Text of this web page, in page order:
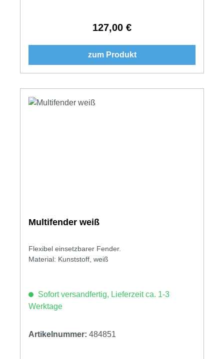
Regulärer Preis:
127,00 €
zum Produkt
Multifender weiß
Flexibel einsetzbarer Fender.
Material: Kunststoff, weiß
Sofort versandfertig, Lieferzeit ca. 1-3
Werktage
Artikelnummer: 484851